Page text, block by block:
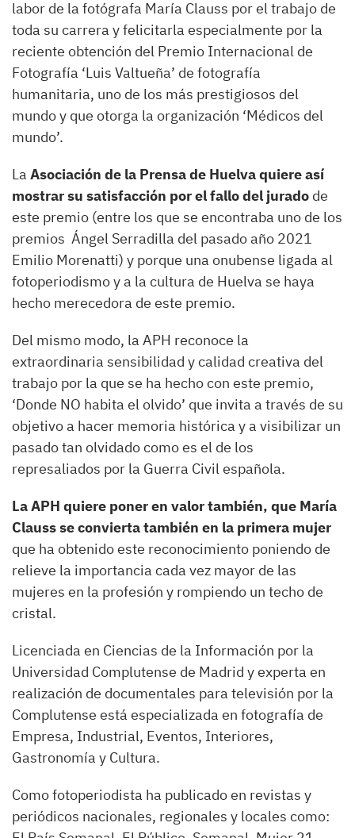
labor de la fotógrafa María Clauss por el trabajo de
toda su carrera y felicitarla especialmente por la
reciente obtención del Premio Internacional de
Fotografía ‘Luis Valtueña’ de fotografía
humanitaria, uno de los más prestigiosos del
mundo y que otorga la organización ‘Médicos del
mundo’.
La Asociación de la Prensa de Huelva quiere así
mostrar su satisfacción por el fallo del jurado de
este premio (entre los que se encontraba uno de los
premios Ángel Serradilla del pasado año 2021
Emilio Morenatti) y porque una onubense ligada al
fotoperiodismo y a la cultura de Huelva se haya
hecho merecedora de este premio.
Del mismo modo, la APH reconoce la
extraordinaria sensibilidad y calidad creativa del
trabajo por la que se ha hecho con este premio,
‘Donde NO habita el olvido’ que invita a través de su
objetivo a hacer memoria histórica y a visibilizar un
pasado tan olvidado como es el de los
represaliados por la Guerra Civil española.
La APH quiere poner en valor también, que María
Clauss se convierta también en la primera mujer
que ha obtenido este reconocimiento poniendo de
relieve la importancia cada vez mayor de las
mujeres en la profesión y rompiendo un techo de
cristal.
Licenciada en Ciencias de la Información por la
Universidad Complutense de Madrid y experta en
realización de documentales para televisión por la
Complutense está especializada en fotografía de
Empresa, Industrial, Eventos, Interiores,
Gastronomía y Cultura.
Como fotoperiodista ha publicado en revistas y
periódicos nacionales, regionales y locales como: